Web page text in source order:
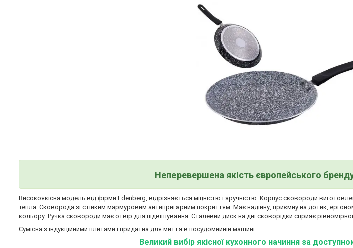
Неперевершена якість європейського
Високоякісна модель від фірми Edenberg, відрізняється міцністю і зручністю. Корпус сковороди
тепла. Сковорода зі стійким мармуровим антипригарним покриттям. Має надійну, приємну на дотик,
кольору. Ручка сковороди має отвір для підвішування. Сталевий диск на дні сковорідки сприяє
Сумісна з індукційними плитами і придатна для миття в посудомийній машині.
Великий вибір якісної кухонного начиння за